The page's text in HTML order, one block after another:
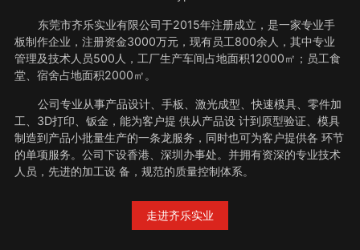
东莞市齐乐实业有限公司于2015年注册成立，是一家专业手
板制作企业，注册资金3000万元，现有员工800余人，其中专业
管理及技术人员500人，工厂生产车间占地面积12000㎡；员工食
堂、宿舍占地面积2000㎡。
公司专业从事产品设计、手板、激光成型、快速模具、零件加
工、3D打印、钣金，能为客户提 供从产品设 计到原型验证、模具
制造到产品小批量生产的一条龙服务，同时也可为客户提供各 环节
的单项服务。公司下设香港、深圳办事处。并拥有资深的专业技术
人员，先进的加工设 备，规范的质量控制体系。
走进齐乐实业